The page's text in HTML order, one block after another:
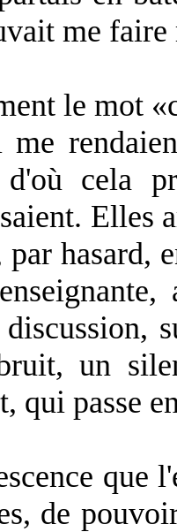
me faire
le mot
me
d'où cela
Elles
hasard,
un
qui passe
que
de